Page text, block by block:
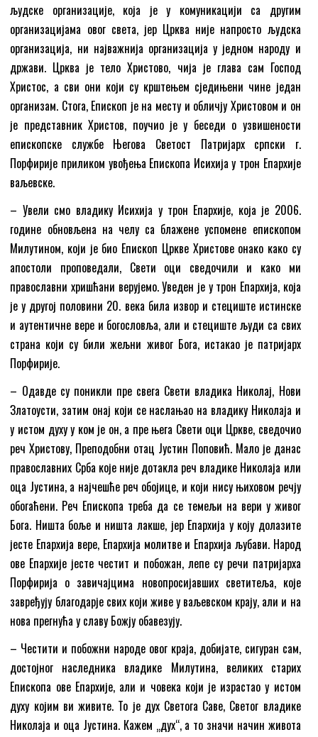
људске организације, која је у комуникацији са другим
организацијама овог света, јер Црква није напросто људска
организација, ни најважнија организација у једном народу и
држави. Црква је тело Христово, чија је глава сам Господ
Христос, а сви они који су крштењем сједињени чине један
организам. Стога, Епископ је на месту и обличју Христовом и он
је представник Христов, поучио је у беседи о узвишености
епископске службе Његова Светост Патријарх српски г.
Порфирије приликом увођења Епископа Исихија у трон Епархије
ваљевске.
– Увели смо владику Исихија у трон Епархије, која је 2006.
године обновљена на челу са блажене успомене епископом
Милутином, који је био Епископ Цркве Христове онако како су
апостоли проповедали, Свети оци сведочили и како ми
православни хришћани верујемо. Уведен је у трон Епархија, која
је у другој половини 20. века била извор и стециште истинске
и аутентичне вере и богословља, али и стециште људи са свих
страна који су били жељни живог Бога, истакао је патријарх
Порфирије.
– Одавде су поникли пре свега Свети владика Николај, Нови
Златоусти, затим онај који се наслањао на владику Николаја и
у истом духу у ком је он, а пре њега Свети оци Цркве, сведочио
реч Христову, Преподобни отац Јустин Поповић. Мало је данас
православних Срба које није дотакла реч владике Николаја или
оца Јустина, а најчешће реч обојице, и који нису њиховом речју
обогаћени. Реч Епископа треба да се темељи на вери у живог
Бога. Ништа боље и ништа лакше, јер Епархија у коју долазите
јесте Епархија вере, Епархија молитве и Епархија љубави. Народ
ове Епархије јесте честит и побожан, лепе су речи патријарха
Порфирија о завичајцима новопросијавших светитеља, које
завређују благодарје свих који живе у ваљевском крају, али и на
нова прегнућа у славу Божју обавезују.
– Честити и побожни народе овог краја, добијате, сигуран сам,
достојног наследника владике Милутина, великих старих
Епископа ове Епархије, али и човека који је израстао у истом
духу којим ви живите. То је дух Светога Саве, Светог владике
Николаја и оца Јустина. Кажем „дух“, а то значи начин живота